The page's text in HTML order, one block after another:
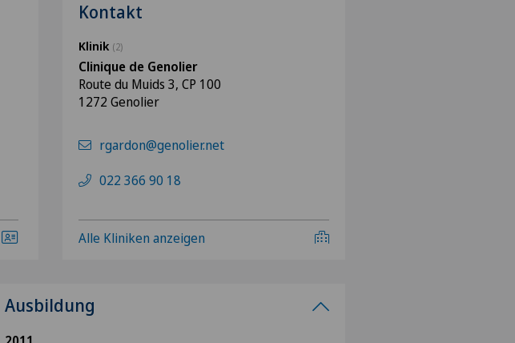
Kontakt
Klinik (2)
Clinique de Genolier
Route du Muids 3, CP 100
1272 Genolier
rgardon@genolier.net
022 366 90 18
Alle Kliniken anzeigen
Ausbildung